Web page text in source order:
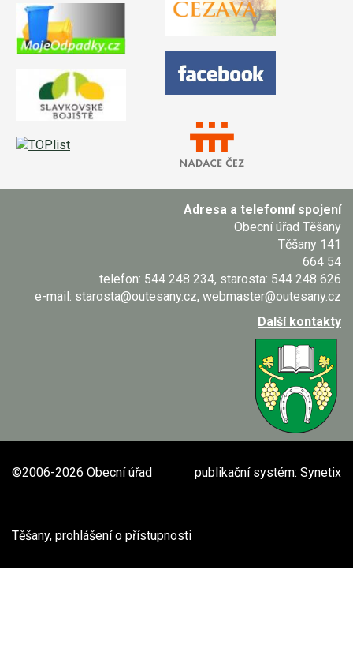
Adresa a telefonní spojení
Obecní úřad Těšany
Těšany 141
664 54
telefon: 544 248 234, starosta: 544 248 626
e-mail: starosta@outesany.cz, webmaster@outesany.cz
Další kontakty
publikační systém: Synetix
©2006-2026 Obecní úřad
Těšany, prohlášení o přístupnosti